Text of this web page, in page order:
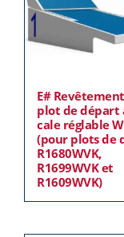
E#
plot de départ
cale réglable
(pour plots de
R1680WVK,
R1699WVK et
R1609WVK)